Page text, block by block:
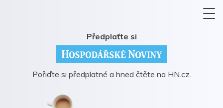
Předplaťte si
Pořiďte si předplatné a hned čtěte na HN.cz.